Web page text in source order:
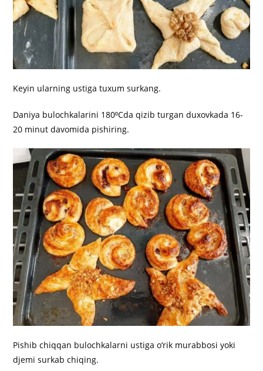
Keyin ularning ustiga tuxum surkang.
Daniya bulochkalarini 180⁰Cda qizib turgan duxovkada 16-
20 minut davomida pishiring.
Pishib chiqqan bulochkalarni ustiga o‘rik murabbosi yoki
djemi surkab chiqing.